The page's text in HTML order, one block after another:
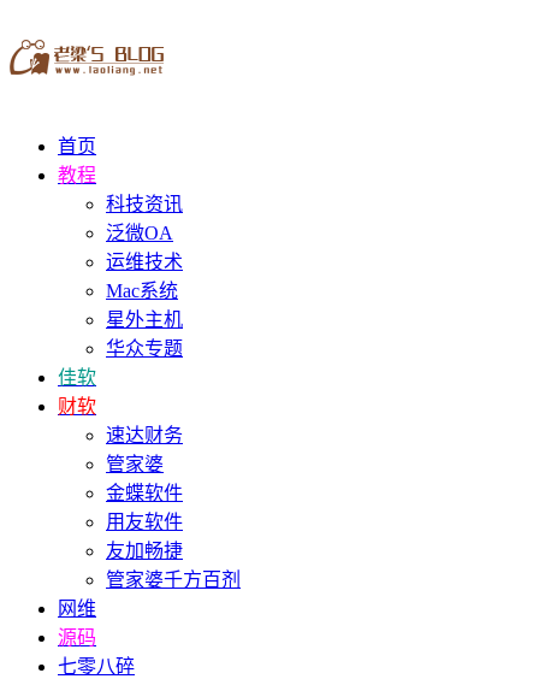
首页
教程
科技资讯
泛微OA
运维技术
Mac系统
星外主机
华众专题
佳软
财软
速达财务
管家婆
金蝶软件
用友软件
友加畅捷
管家婆千方百剂
网维
源码
七零八碎